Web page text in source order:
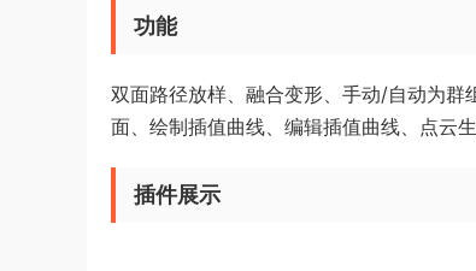
功能
双面路径放样、融合变形、手动/自动为
面、绘制插值曲线、编辑插值曲线、点云
插件展示